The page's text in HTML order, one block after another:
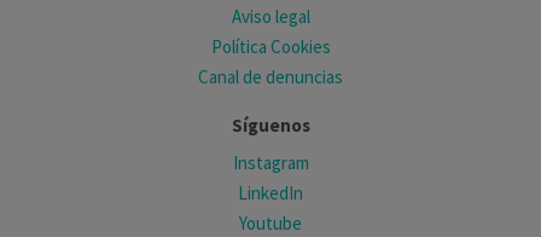
Aviso legal
Política Cookies
Canal de denuncias
Síguenos
Instagram
LinkedIn
Youtube